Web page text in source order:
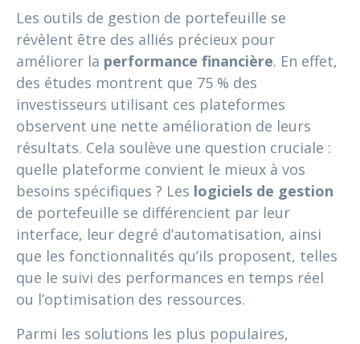
Les outils de gestion de portefeuille se
révèlent être des alliés précieux pour
améliorer la performance financière. En effet,
des études montrent que 75 % des
investisseurs utilisant ces plateformes
observent une nette amélioration de leurs
résultats. Cela soulève une question cruciale :
quelle plateforme convient le mieux à vos
besoins spécifiques ? Les logiciels de gestion
de portefeuille se différencient par leur
interface, leur degré d’automatisation, ainsi
que les fonctionnalités qu’ils proposent, telles
que le suivi des performances en temps réel
ou l’optimisation des ressources.
Parmi les solutions les plus populaires,